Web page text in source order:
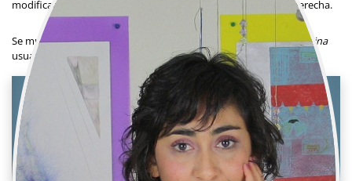
modificar el número en el siguiente desplegable situado a la derecha.
Se muestra un total de
usuaria.
Resultados por página